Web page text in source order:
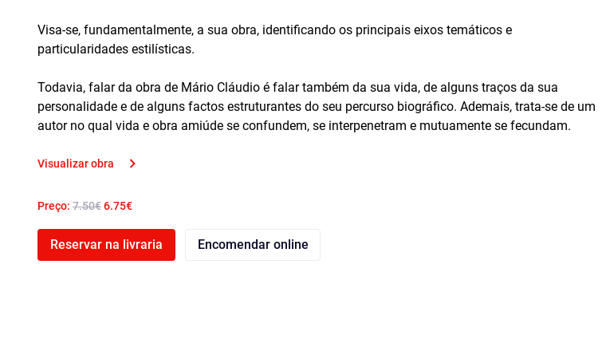
Visa-se, fundamentalmente, a sua obra, identificando os principais eixos temáticos e
particularidades estilísticas.
Todavia, falar da obra de Mário Cláudio é falar também da sua vida, de alguns traços da sua
personalidade e de alguns factos estruturantes do seu percurso biográfico. Ademais, trata-se de um
autor no qual vida e obra amiúde se confundem, se interpenetram e mutuamente se fecundam.
Visualizar obra
Preço: 7.50€6.75€
Reservar na livraria Encomendar online